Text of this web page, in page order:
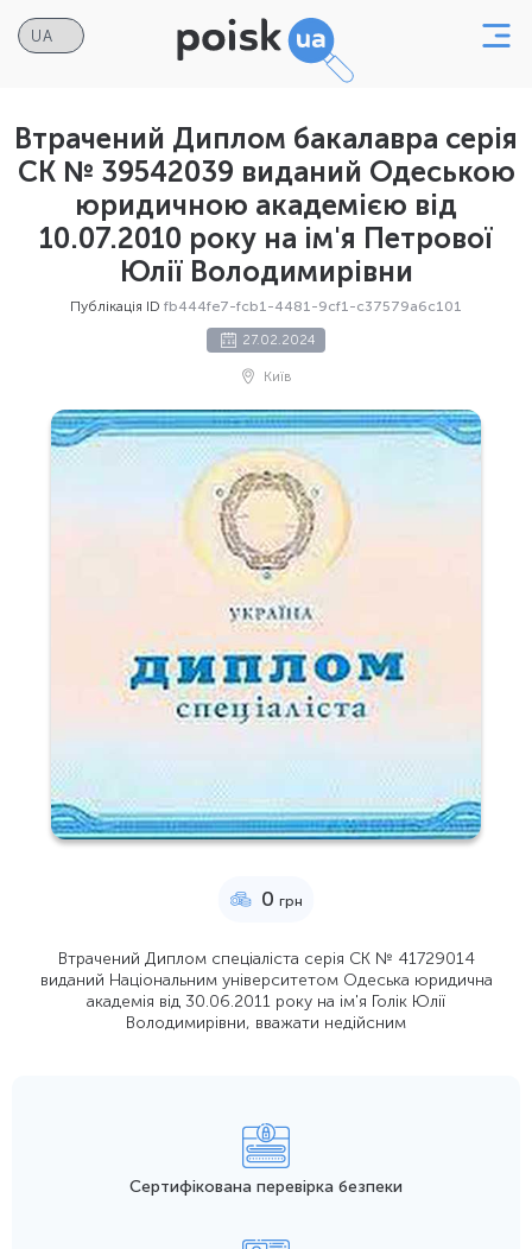
Втрачений Диплом бакалавра серія
СК № 39542039 виданий Одеською
юридичною академією від
10.07.2010 року на ім'я Петрової
Юлії Володимирівни
Публікація ID fb444fe7-fcb1-4481-9cf1-c37579a6c101
27.02.2024
Київ
0 грн
Втрачений Диплом спеціаліста серія СК № 41729014
виданий Національним університетом Одеська юридична
академія від 30.06.2011 року на ім'я Голік Юлії
Володимирівни, вважати недійсним
Сертифікована перевірка безпеки